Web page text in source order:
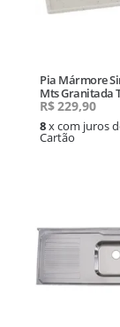
Pia Mármore
Mts Granitada
R$229,90
8x com juros
Cartão